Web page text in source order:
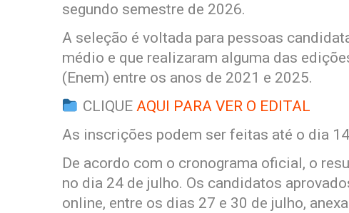
segundo semestre de 2026.
A seleção é voltada para pessoas
médio e que realizaram alguma das
(Enem) entre os anos de 2021 e 2025.
CLIQUE AQUI PARA VER O EDITAL
As inscrições podem ser feitas até o dia
De acordo com o cronograma oficial, o
no dia 24 de julho. Os candidatos
online, entre os dias 27 e 30 de julho,